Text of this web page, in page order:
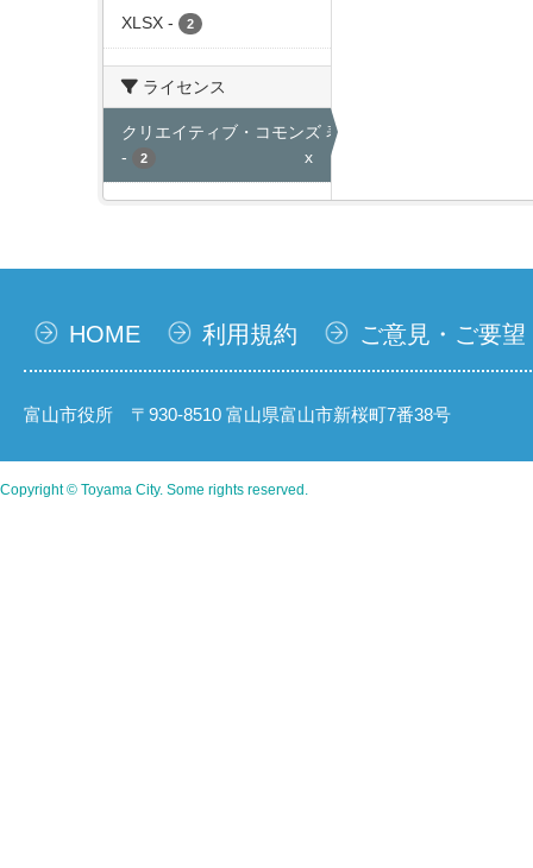
XLSX - 2
ライセンス
クリエイティブ・コモンズ 表示
-
2 x
HOME 利用規約 ご意見・ご要望
富山市役所 〒930-8510 富山県富山市新桜町7番38号
Copyright © Toyama City. Some rights reserved.